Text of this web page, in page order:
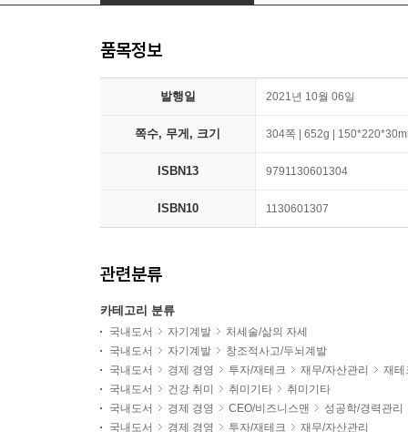
품목정보
발행일 2021년 10월 06일
쪽수, 무게, 크기 304쪽 | 652g |
ISBN13 9791130601304
ISBN10 1130601307
관련분류
카테고리 분류
국내도서 자기계발
처세술/삶의 자세
국내도서
자기계발
창조적사고/두뇌계발
국내도서
경제 경영 투자/재테크 재무/자산관리
재테
국내도서
건강 취미 취미기타
취미기타
국내도서
경제 경영 CEO/비즈니스맨
성공학/경력관리
국내도서
경제 경영 투자/재테크 재무/자산관리